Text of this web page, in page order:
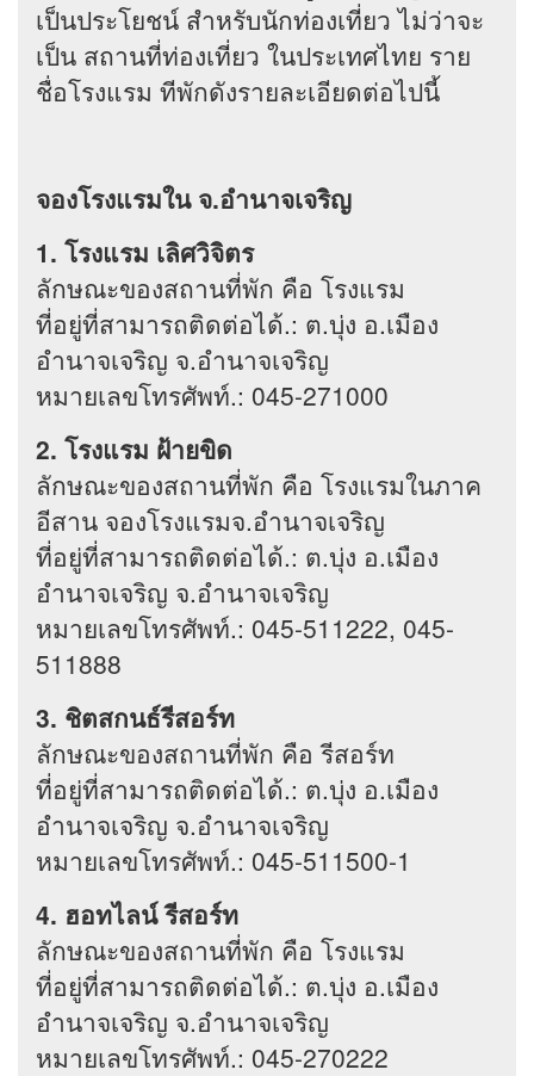
เป็นประโยชน์ สำหรับนักท่องเที่ยว ไม่ว่าจะ
เป็น สถานที่ท่องเที่ยว ในประเทศไทย ราย
ชื่อโรงแรม ทีพักดังรายละเอียดต่อไปนี้
จองโรงแรมใน จ.อำนาจเจริญ
1. โรงแรม เลิศวิจิตร
ลักษณะของสถานที่พัก คือ โรงแรม
ที่อยู่ที่สามารถติดต่อได้.: ต.บุ่ง อ.เมือง
อำนาจเจริญ จ.อำนาจเจริญ
หมายเลขโทรศัพท์.: 045-271000
2. โรงแรม ฝ้ายขิด
ลักษณะของสถานที่พัก คือ โรงแรมในภาค
อีสาน จองโรงแรมจ.อำนาจเจริญ
ที่อยู่ที่สามารถติดต่อได้.: ต.บุ่ง อ.เมือง
อำนาจเจริญ จ.อำนาจเจริญ
หมายเลขโทรศัพท์.: 045-511222, 045-
511888
3. ชิตสกนธ์รีสอร์ท
ลักษณะของสถานที่พัก คือ รีสอร์ท
ที่อยู่ที่สามารถติดต่อได้.: ต.บุ่ง อ.เมือง
อำนาจเจริญ จ.อำนาจเจริญ
หมายเลขโทรศัพท์.: 045-511500-1
4. ฮอทไลน์ รีสอร์ท
ลักษณะของสถานที่พัก คือ โรงแรม
ที่อยู่ที่สามารถติดต่อได้.: ต.บุ่ง อ.เมือง
อำนาจเจริญ จ.อำนาจเจริญ
หมายเลขโทรศัพท์.: 045-270222